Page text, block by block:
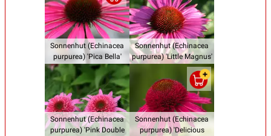
Sonnenhut (Echinacea
purpurea) 'Pica Bella'
Sonnenhut (Echinacea
purpurea) 'Little Magnus'
Sonnenhut (Echinacea
purpurea) 'Pink Double
Sonnenhut (Echinacea
purpurea) 'Delicious